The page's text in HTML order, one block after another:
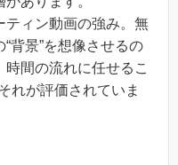
ティン動画の強み。無
背景”を想像させるの
間の流れに任せるこ
れが評価されていま